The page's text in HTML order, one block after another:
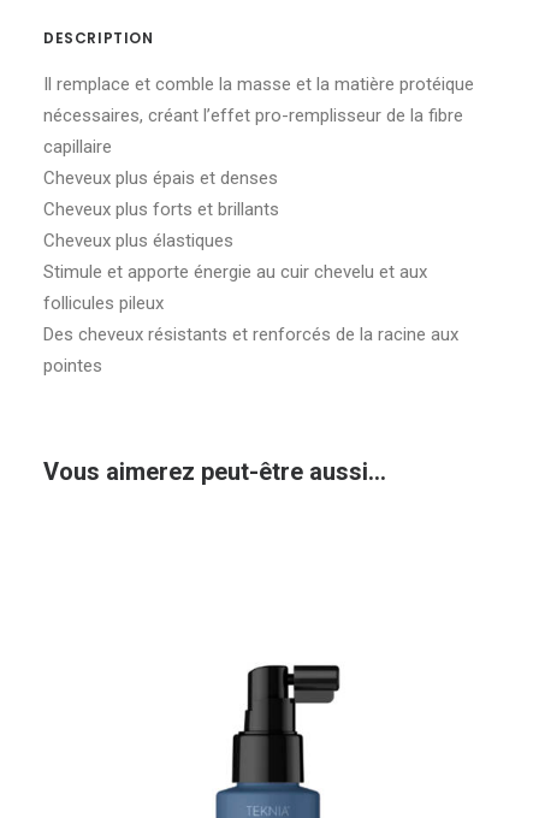
DESCRIPTION
Il remplace et comble la masse et la matière protéique
nécessaires, créant l’effet pro-remplisseur de la fibre
capillaire
Cheveux plus épais et denses
Cheveux plus forts et brillants
Cheveux plus élastiques
Stimule et apporte énergie au cuir chevelu et aux
follicules pileux
Des cheveux résistants et renforcés de la racine aux
pointes
Vous aimerez peut-être aussi…